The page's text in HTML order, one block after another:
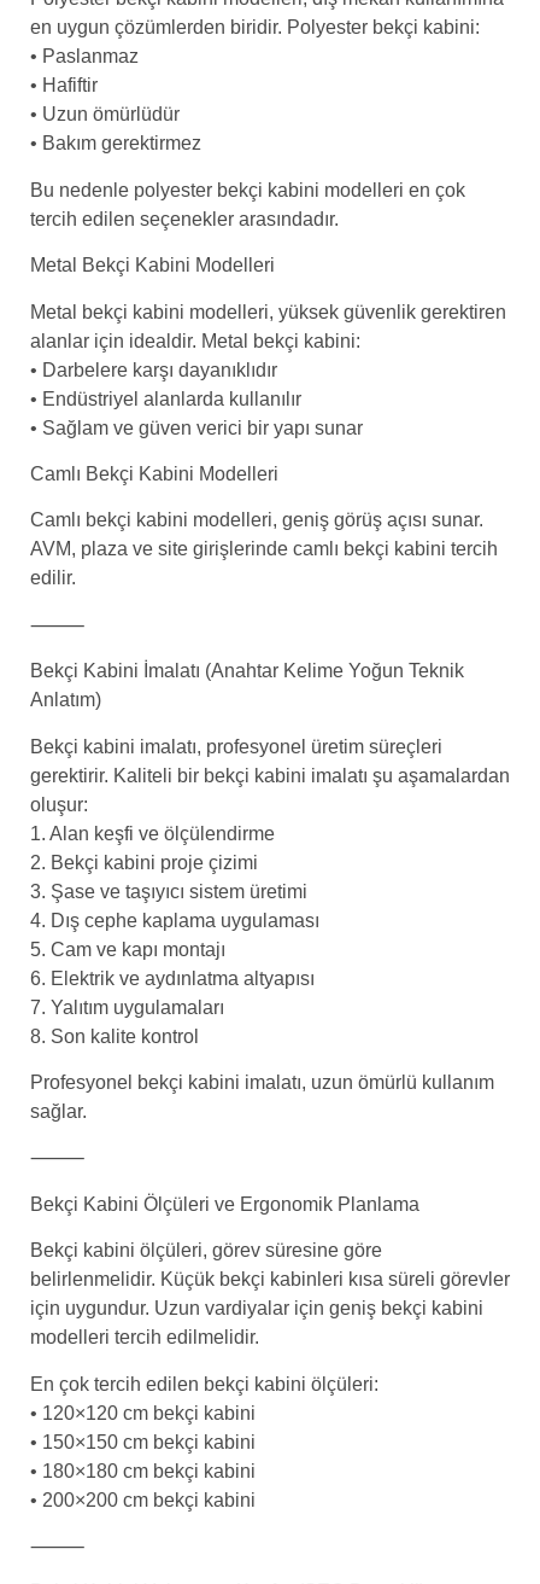
en uygun çözümlerden biridir. Polyester bekçi kabini:
• Paslanmaz
• Hafiftir
• Uzun ömürlüdür
• Bakım gerektirmez
Bu nedenle polyester bekçi kabini modelleri en çok
tercih edilen seçenekler arasındadır.
Metal Bekçi Kabini Modelleri
Metal bekçi kabini modelleri, yüksek güvenlik gerektiren
alanlar için idealdir. Metal bekçi kabini:
• Darbelere karşı dayanıklıdır
• Endüstriyel alanlarda kullanılır
• Sağlam ve güven verici bir yapı sunar
Camlı Bekçi Kabini Modelleri
Camlı bekçi kabini modelleri, geniş görüş açısı sunar.
AVM, plaza ve site girişlerinde camlı bekçi kabini tercih
edilir.
⸻
Bekçi Kabini İmalatı (Anahtar Kelime Yoğun Teknik
Anlatım)
Bekçi kabini imalatı, profesyonel üretim süreçleri
gerektirir. Kaliteli bir bekçi kabini imalatı şu aşamalardan
oluşur:
1. Alan keşfi ve ölçülendirme
2. Bekçi kabini proje çizimi
3. Şase ve taşıyıcı sistem üretimi
4. Dış cephe kaplama uygulaması
5. Cam ve kapı montajı
6. Elektrik ve aydınlatma altyapısı
7. Yalıtım uygulamaları
8. Son kalite kontrol
Profesyonel bekçi kabini imalatı, uzun ömürlü kullanım
sağlar.
⸻
Bekçi Kabini Ölçüleri ve Ergonomik Planlama
Bekçi kabini ölçüleri, görev süresine göre
belirlenmelidir. Küçük bekçi kabinleri kısa süreli görevler
için uygundur. Uzun vardiyalar için geniş bekçi kabini
modelleri tercih edilmelidir.
En çok tercih edilen bekçi kabini ölçüleri:
• 120×120 cm bekçi kabini
• 150×150 cm bekçi kabini
• 180×180 cm bekçi kabini
• 200×200 cm bekçi kabini
⸻